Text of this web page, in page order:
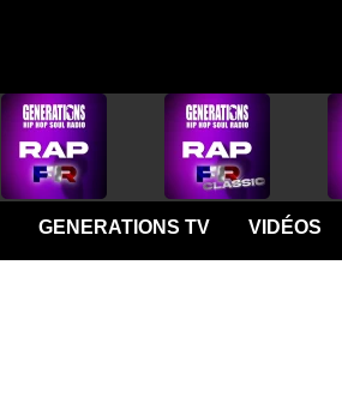
GENERATIONS TV VIDÉOS